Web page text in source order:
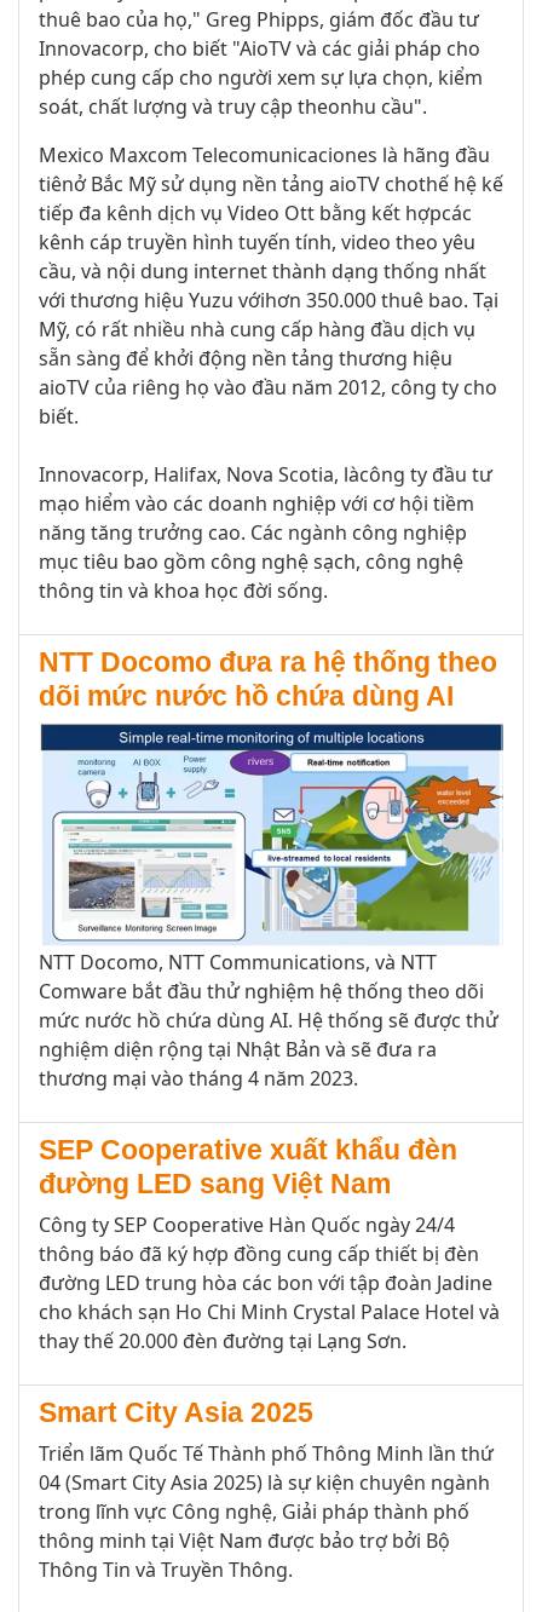
thuê bao của họ," Greg Phipps, giám đốc đầu tư
Innovacorp, cho biết "AioTVvà các giải pháp cho
phép cung cấp cho người xem sự lựa chọn, kiểm
soát, chất lượng và truy cập theonhu cầu".
Mexico Maxcom Telecomunicaciones là hãng đầu
tiênở Bắc Mỹsử dụng nền tảng aioTV chothế hệ kế
tiếp đa kênh dịch vụ Video Ott bằng kết hợpcác
kênh cáp truyền hình tuyến tính, video theo yêu
cầu, và nội dung internetthành dạng thống nhất
với thương hiệu Yuzu vớihơn 350.000thuê bao. Tại
Mỹ, có rất nhiều nhà cung cấp hàng đầu dịch vụ
sẵn sàng để khởi động nền tảng thương hiệu
aioTV của riêng họ vào đầu năm 2012, công ty cho
biết.
Innovacorp, Halifax, Nova Scotia, làcông ty đầu tư
mạo hiểm vào các doanh nghiệp với cơ hội tiềm
năng tăng trưởng cao. Các ngành công nghiệp
mục tiêu bao gồm công nghệ sạch, công nghệ
thông tin và khoa học đời sống.
NTT Docomo đưa ra hệ thống theo
dõi mức nước hồ chứa dùng AI
NTT Docomo, NTT Communications, và NTT
Comware bắt đầu thử nghiệm hệ thống theo dõi
mức nước hồ chứa dùng AI. Hệ thống sẽ được thử
nghiệm diện rộng tại Nhật Bản và sẽ đưa ra
thương mại vào tháng 4 năm 2023.
SEP Cooperative xuất khẩu đèn
đường LED sang Việt Nam
Công ty SEP Cooperative Hàn Quốc ngày 24/4
thông báo đã ký hợp đồng cung cấp thiết bị đèn
đường LED trung hòa các bon với tập đoàn Jadine
cho khách sạn Ho Chi Minh Crystal Palace Hotel và
thay thế 20.000 đèn đường tại Lạng Sơn.
Smart City Asia 2025
Triển lãm Quốc Tế Thành phố Thông Minh lần thứ
04 (Smart City Asia 2025) là sự kiện chuyên ngành
trong lĩnh vực Công nghệ, Giải pháp thành phố
thông minh tại Việt Nam được bảo trợ bởi Bộ
Thông Tin và Truyền Thông.